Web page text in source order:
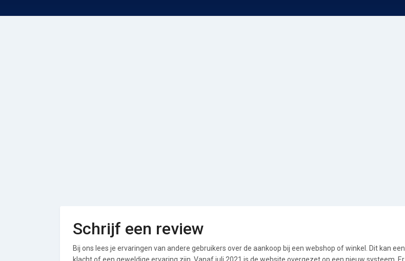
Schrijf een review
Bij ons lees je ervaringen van andere gebruikers over de aankoop bij een webshop of winkel. Dit kan een